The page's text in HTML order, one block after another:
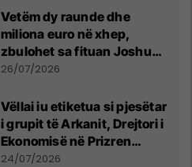
Vetëm dy raunde dhe
miliona euro në xhep,
zbulohet sa fituan Joshua
e Prenga
26/07/2026
Vëllai iu etiketua si pjesëtar
i grupit të Arkanit, Drejtori i
Ekonomisë në Prizren
mohon pretendimet
24/07/2026